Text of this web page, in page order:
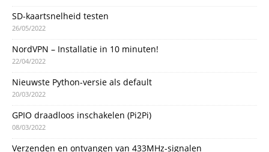
SD-kaartsnelheid testen
26/05/2022
NordVPN – Installatie in 10 minuten!
22/04/2022
Nieuwste Python-versie als default
20/03/2022
GPIO draadloos inschakelen (Pi2Pi)
08/03/2022
Verzenden en ontvangen van 433MHz-signalen